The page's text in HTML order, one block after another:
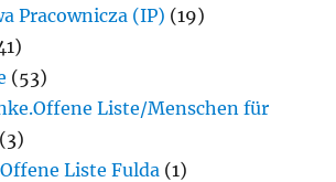
Pracownicza (IP) (19)
(53)
Liste/Menschen für
(3)
Liste Fulda (1)